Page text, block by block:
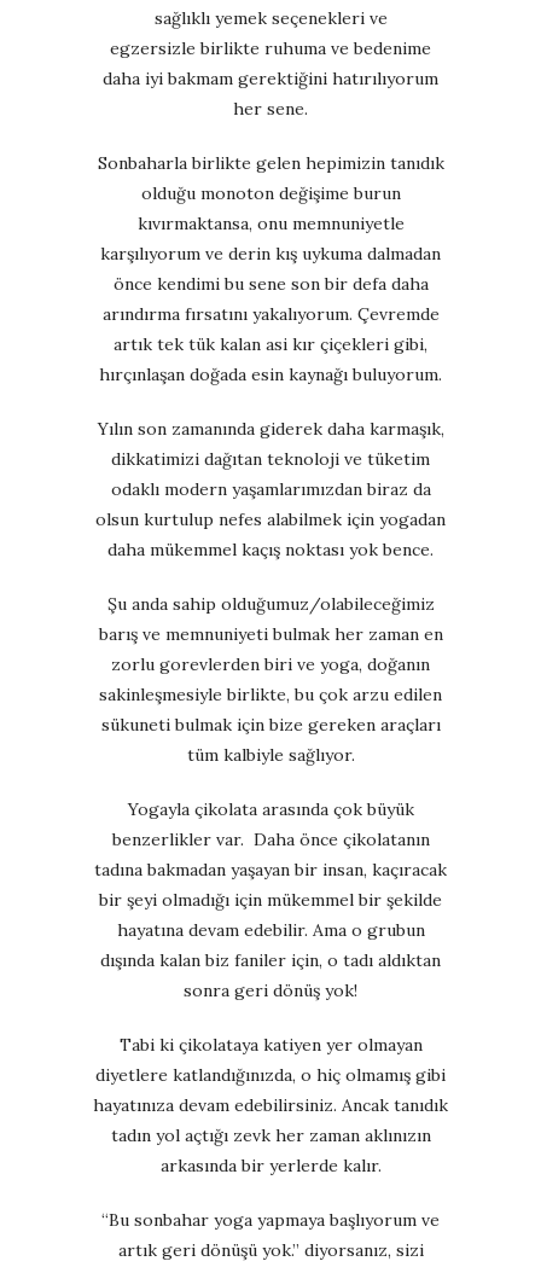
sağlıklı yemek seçenekleri ve
egzersizle birlikte ruhuma ve bedenime
daha iyi bakmam gerektiğini hatırılıyorum
her sene.
Sonbaharla birlikte gelen hepimizin tanıdık
olduğu monoton değişime burun
kıvırmaktansa, onu memnuniyetle
karşılıyorum ve derin kış uykuma dalmadan
önce kendimi bu sene son bir defa daha
arındırma fırsatını yakalıyorum. Çevremde
artık tek tük kalan asi kır çiçekleri gibi,
hırçınlaşan doğada esin kaynağı buluyorum.
Yılın son zamanında giderek daha karmaşık,
dikkatimizi dağıtan teknoloji ve tüketim
odaklı modern yaşamlarımızdan biraz da
olsun kurtulup nefes alabilmek için yogadan
daha mükemmel kaçış noktası yok bence.
Şu anda sahip olduğumuz/olabileceğimiz
barış ve memnuniyeti bulmak her zaman en
zorlu gorevlerden biri ve yoga, doğanın
sakinleşmesiyle birlikte, bu çok arzu edilen
sükuneti bulmak için bize gereken araçları
tüm kalbiyle sağlıyor.
Yogayla çikolata arasında çok büyük
benzerlikler var. Daha önce çikolatanın
tadına bakmadan yaşayan bir insan, kaçıracak
bir şeyi olmadığı için mükemmel bir şekilde
hayatına devam edebilir. Ama o grubun
dışında kalan biz faniler için, o tadı aldıktan
sonra geri dönüş yok!
Tabi ki çikolataya katiyen yer olmayan
diyetlere katlandığınızda, o hiç olmamış gibi
hayatınıza devam edebilirsiniz. Ancak tanıdık
tadın yol açtığı zevk her zaman aklınızın
arkasında bir yerlerde kalır.
“Bu sonbahar yoga yapmaya başlıyorum ve
artık geri dönüşü yok.” diyorsanız, sizi